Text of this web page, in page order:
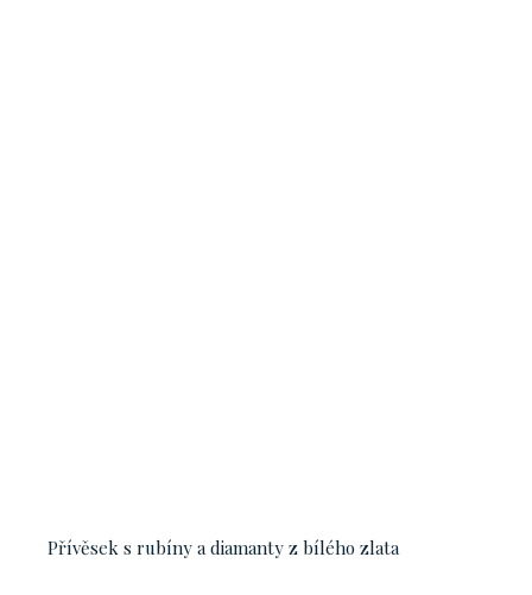
Přívěsek s rubíny a diamanty z bílého zlata